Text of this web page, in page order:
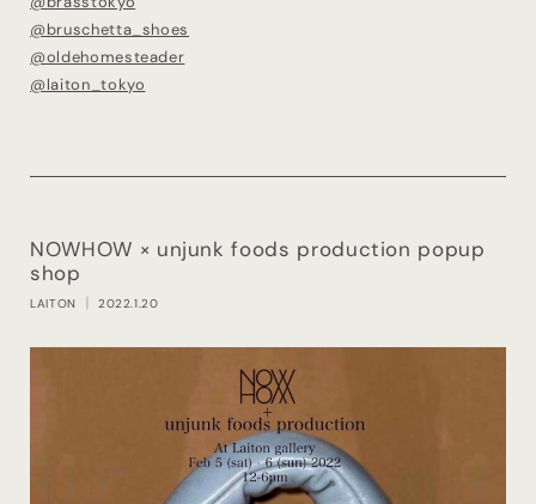
@bruschetta_shoes
@oldehomesteader
@laiton_tokyo
NOWHOW × unjunk foods production popup
shop
LAITON ｜ 2022.1.20